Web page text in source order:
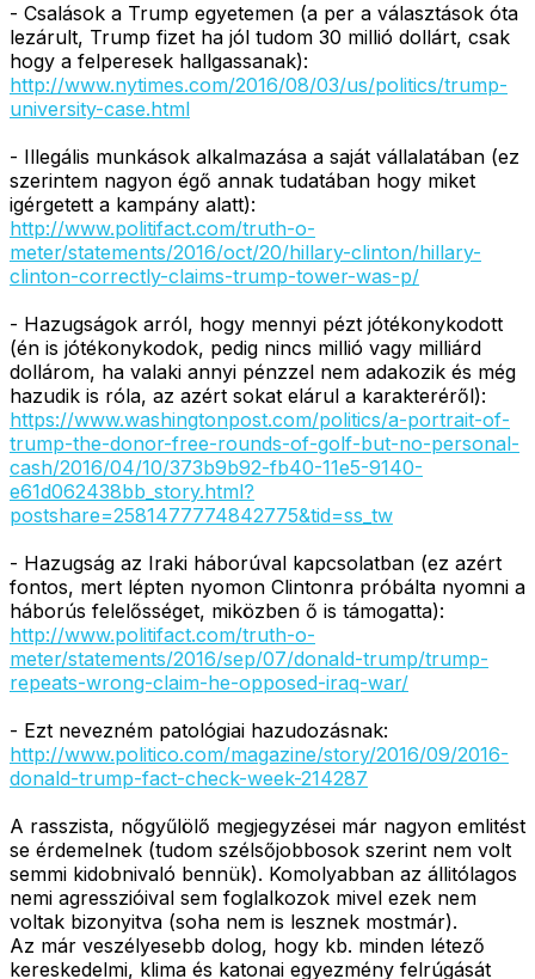
- Csalások a Trump egyetemen (a per a választások óta
lezárult, Trump fizet ha jól tudom 30 millió dollárt, csak
hogy a felperesek hallgassanak):
http://www.nytimes.com/2016/08/03/us/politics/trump-
university-case.html
- Illegális munkások alkalmazása a saját vállalatában (ez
szerintem nagyon égő annak tudatában hogy miket
igérgetett a kampány alatt):
http://www.politifact.com/truth-o-
meter/statements/2016/oct/20/hillary-clinton/hillary-
clinton-correctly-claims-trump-tower-was-p/
- Hazugságok arról, hogy mennyi pézt jótékonykodott
(én is jótékonykodok, pedig nincs millió vagy milliárd
dollárom, ha valaki annyi pénzzel nem adakozik és még
hazudik is róla, az azért sokat elárul a karakteréről):
https://www.washingtonpost.com/politics/a-portrait-of-
trump-the-donor-free-rounds-of-golf-but-no-personal-
cash/2016/04/10/373b9b92-fb40-11e5-9140-
e61d062438bb_story.html?
postshare=2581477774842775&tid=ss_tw
- Hazugság az Iraki háborúval kapcsolatban (ez azért
fontos, mert lépten nyomon Clintonra próbálta nyomni a
háborús felelősséget, miközben ő is támogatta):
http://www.politifact.com/truth-o-
meter/statements/2016/sep/07/donald-trump/trump-
repeats-wrong-claim-he-opposed-iraq-war/
- Ezt nevezném patológiai hazudozásnak:
http://www.politico.com/magazine/story/2016/09/2016-
donald-trump-fact-check-week-214287
A rasszista, nőgyűlölő megjegyzései már nagyon emlitést
se érdemelnek (tudom szélsőjobbosok szerint nem volt
semmi kidobnivaló bennük). Komolyabban az állitólagos
nemi agresszióival sem foglalkozok mivel ezek nem
voltak bizonyitva (soha nem is lesznek mostmár).
Az már veszélyesebb dolog, hogy kb. minden létező
kereskedelmi, klima és katonai egyezmény felrúgását